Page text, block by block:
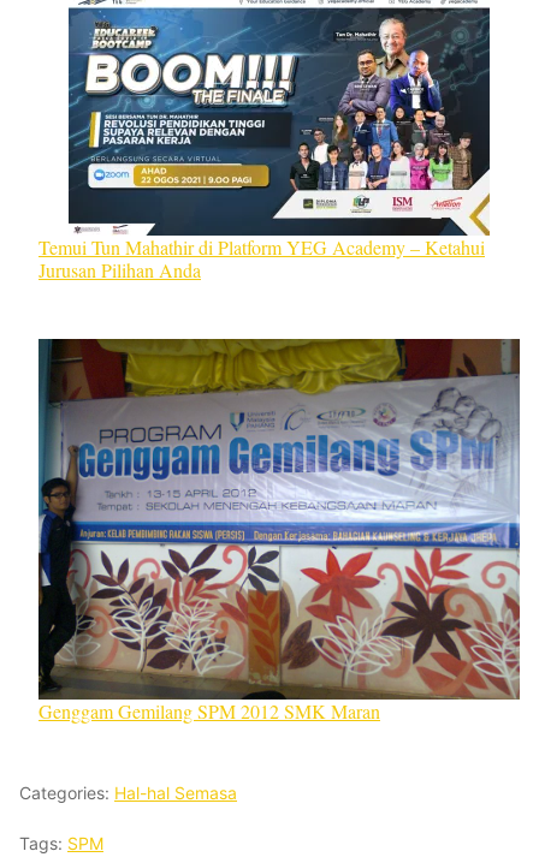
Temui Tun Mahathir di Platform YEG Academy – Ketahui
Jurusan Pilihan Anda
Genggam Gemilang SPM 2012 SMK Maran
Categories: Hal-hal Semasa
Tags: SPM